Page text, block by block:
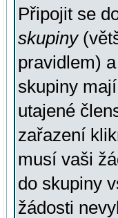
Připojit se
skupiny
pravidlem)
skupiny mají
utajené
zařazení
musí vaši
do skupiny
žádosti